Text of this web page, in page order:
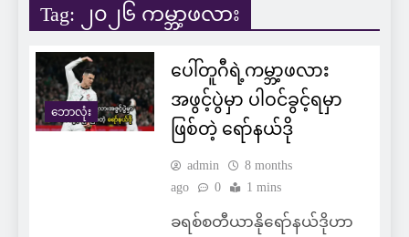
Tag: ၂၀၂၆ ကမ္ဘာ့ဖလား
ဘောလုံး
ပေါ်တူဂီရဲ့ကမ္ဘာ့ဖလား
အဖွင့်ပွဲမှာ ပါဝင်ခွင့်ရမှာ
ဖြစ်တဲ့ ရော်နယ်ဒို
admin
8 months
ago
0 1 mins
ခရစ်စတီယာနိုရော်နယ်ဒိုဟာ